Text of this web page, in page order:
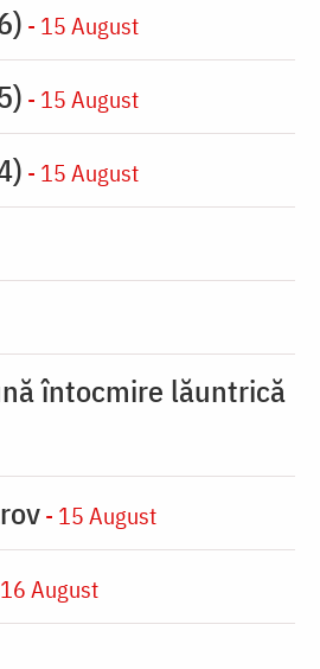
- 15 August
- 15 August
- 15 August
întocmire lăuntrică
- 15 August
August